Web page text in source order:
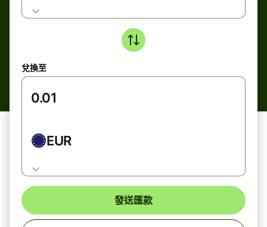
兌換至
EUR
發送匯款